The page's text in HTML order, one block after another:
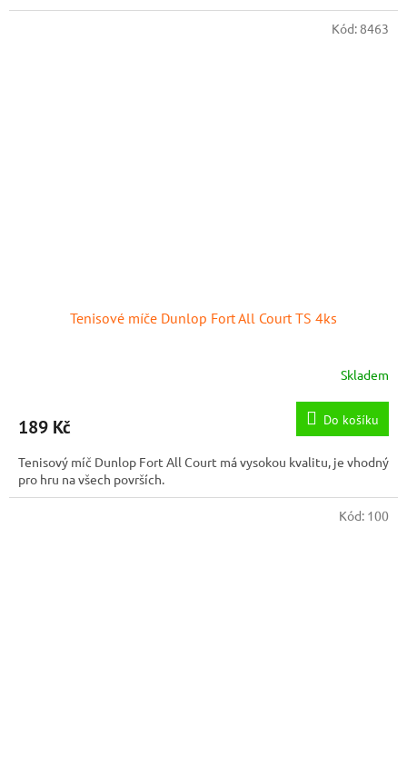
Tenisové míče Dunlop Fort All Court TS 4ks
je
z
5
hvězdiček.
Skladem
189 Kč Do košíku
Tenisový míč Dunlop Fort All Court má vysokou kvalitu, je vhodný
pro hru na všech površích.
Kód:8463
Kód: 100